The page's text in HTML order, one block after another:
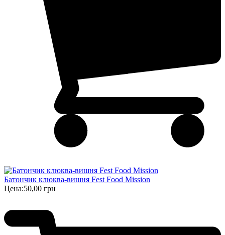
Батончик клюква-вишня Fest Food Mission
Цена:50,00 грн